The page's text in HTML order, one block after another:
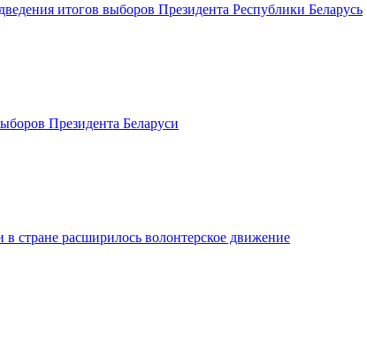
итогов выборов Президента Республики Беларусь
Президента Беларуси
стране расширилось волонтерское движение